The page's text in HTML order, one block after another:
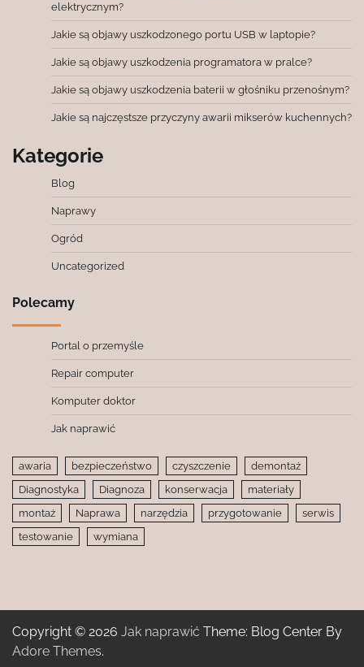
elektrycznym?
Jakie są objawy uszkodzonego portu USB w laptopie?
Jakie są objawy uszkodzenia programatora w pralce?
Jakie są objawy uszkodzenia baterii w głośniku przenośnym?
Jakie są najczęstsze przyczyny awarii mikserów kuchennych?
Kategorie
Blog
Naprawy
Ogród
Uncategorized
Polecamy
Portal o przemyśle
Repair computer
Komputer doktor
Jak naprawić
awaria bezpieczeństwo czyszczenie
demontaż
Diagnostyka
Diagnoza konserwacja
materiały
montaż
Naprawa narzędzia przygotowanie
serwis
testowanie
wymiana
Copyright © 2026 Jak naprawić Theme: Blog Center By
Adore Themes.